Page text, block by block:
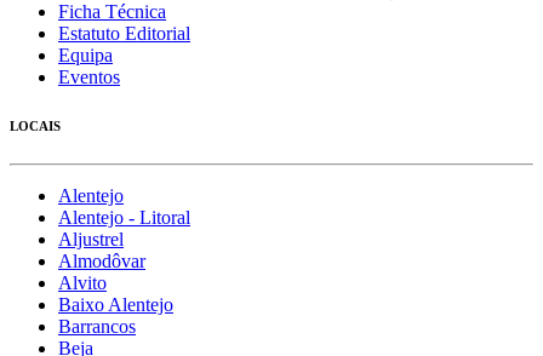
Ficha Técnica
Estatuto Editorial
Equipa
Eventos
LOCAIS
Alentejo
Alentejo - Litoral
Aljustrel
Almodôvar
Alvito
Baixo Alentejo
Barrancos
Beja